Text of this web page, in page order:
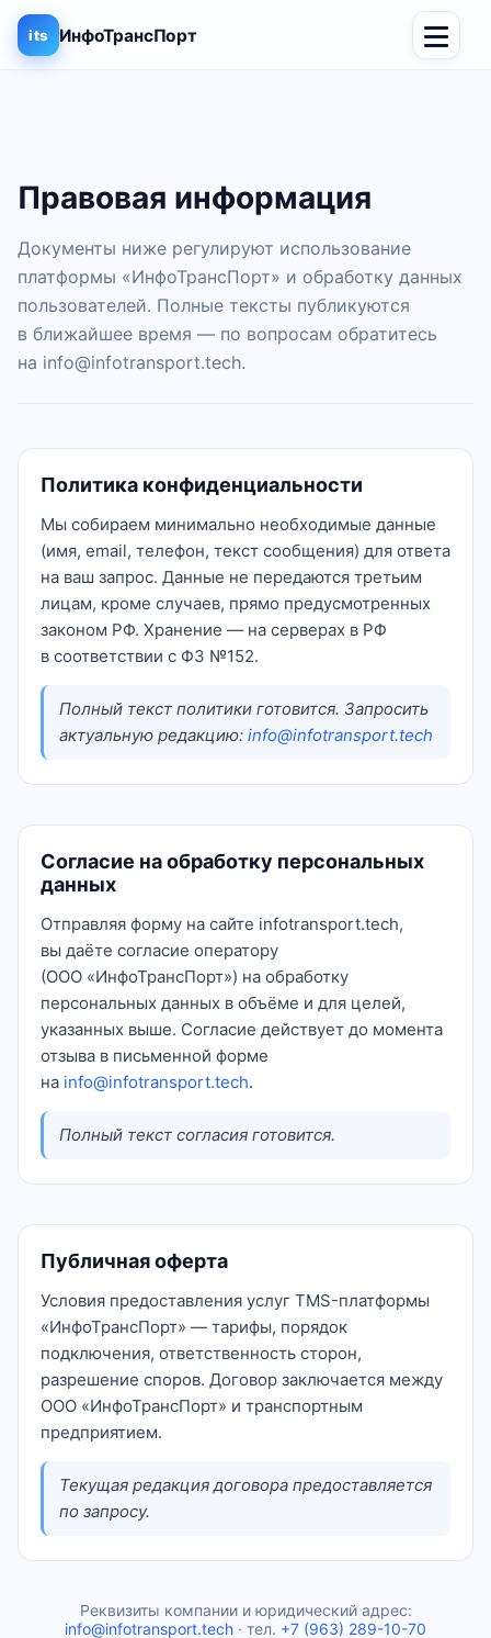
its ИнфоТрансПорт
Правовая информация
Документы ниже регулируют использование
платформы «ИнфоТрансПорт» и обработку данных
пользователей. Полные тексты публикуются
в ближайшее время — по вопросам обратитесь
на info@infotransport.tech.
Политика конфиденциальности
Мы собираем минимально необходимые данные
(имя, email, телефон, текст сообщения) для ответа
на ваш запрос. Данные не передаются третьим
лицам, кроме случаев, прямо предусмотренных
законом РФ. Хранение — на серверах в РФ
в соответствии с ФЗ №152.
Полный текст политики готовится. Запросить
актуальную редакцию: info@infotransport.tech
Согласие на обработку персональных
данных
Отправляя форму на сайте infotransport.tech,
вы даёте согласие оператору
(ООО «ИнфоТрансПорт») на обработку
персональных данных в объёме и для целей,
указанных выше. Согласие действует до момента
отзыва в письменной форме
на info@infotransport.tech.
Полный текст согласия готовится.
Публичная оферта
Условия предоставления услуг TMS-платформы
«ИнфоТрансПорт» — тарифы, порядок
подключения, ответственность сторон,
разрешение споров. Договор заключается между
ООО «ИнфоТрансПорт» и транспортным
предприятием.
Текущая редакция договора предоставляется
по запросу.
Реквизиты компании и юридический адрес:
info@infotransport.tech · тел. +7 (963) 289-10-70